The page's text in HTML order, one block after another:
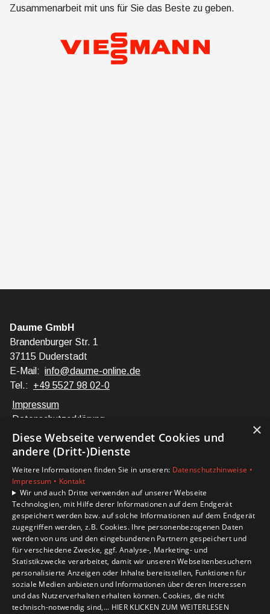
Zusammenarbeit mit uns für Sie das Beste zu geben.
Daume GmbH
Brandenburger Str. 1
37115 Duderstadt
E-Mail: info@daume-online.de
Tel.: +49 5527 98 02-0
Impressum
Datenschutzerklärung
Barrierefreiheitserklärung
Privatkunden
Karriere
Unternehmen
Kontakt
×
Diese Webseite verwendet Cookies und
andere (Dritt-)Dienste
Weitere Informationen finden Sie in unseren: Datenschutzhinweise •
Impressum • Kontakt
Wir und auch Dritte verwenden auf unserer Webseite
Technologien, mit Hilfe derer Informationen auf dem Endgerät
gespeichert werden bzw. auf solche Informationen auf dem Endgerät
zugegriffen werden, z.B. Cookies. Ihre personenbezogenen Daten
werden von uns und den eingebundenen Partnern gespeichert und
für verschiedene Zwecke, ggf. Analyse-, Marketing- und
Statistikzwecke verarbeitet, damit wir unseren Webseitenbesuchern
personalisierte Anzeigen oder Inhalte bereitstellen, Funktionen für
soziale Medien anbieten und Informationen über deren Interessen
und das Nutzerverhalten erhalten können. Cookies, die nicht
technisch-notwendig sind,... HIER KLICKEN ZUM WEITERLESEN